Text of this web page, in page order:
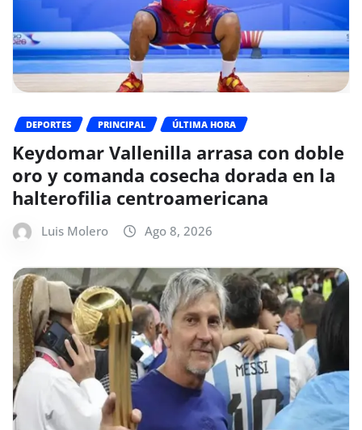
DEPORTES PRINCIPAL ÚLTIMA HORA
Keydomar Vallenilla arrasa con doble
oro y comanda cosecha dorada en la
halterofilia centroamericana
Luis Molero Ago 8, 2026